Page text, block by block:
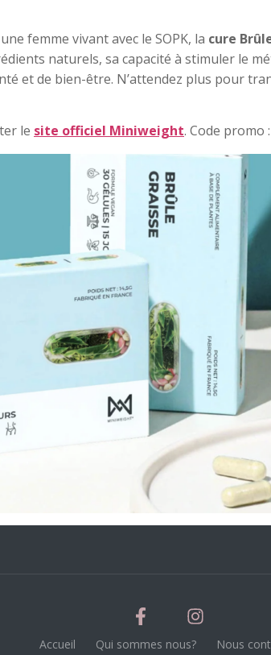
femme vivant avec le SOPK, la cure
naturels, sa capacité à stimuler le
et de bien-être. N’attendez plus pour
le site officiel Miniweight. Code promo
Accueil Qui sommes nous? Nous